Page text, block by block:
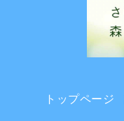
トップページ